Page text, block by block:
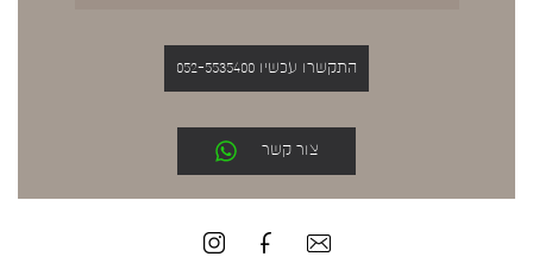
התקשרו עכשיו 052-5535400
צור קשר